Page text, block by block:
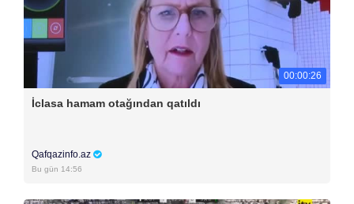
00:00:26
İclasa hamam otağından qatıldı
Qafqazinfo.az
Bu gün 14:56